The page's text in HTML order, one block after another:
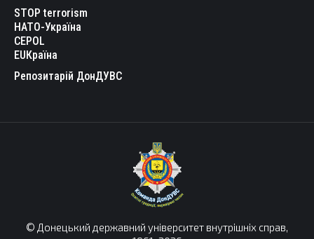
STOP terrorism
НАТО-Україна
CEPOL
EUКраїна
Репозитарій ДонДУВС
© Донецький державний університет внутрішніх справ,